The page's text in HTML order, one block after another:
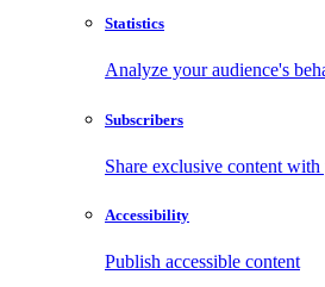
Statistics
Analyze your audience's
Subscribers
Share exclusive content
Accessibility
Publish accessible content